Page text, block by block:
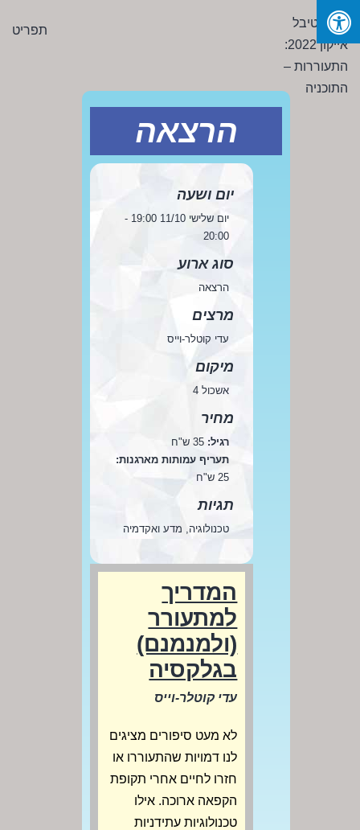
Skip
content
פסטיבל
אייקון
2022:
התעוררות
תפריט
הרצאה
יום ושעה
יום שלישי 11/10 19:00 -
20:00
סוג ארוע
הרצאה
מרצים
עדי קוטלר-וייס
מיקום
אשכול 4
מחיר
רגיל:
תעריף עמותות מארגנות:
25 ש"ח
תגיות
טכנולוגיה, מדע ואקדמיה
המדריך
למתעורר
(ולמנמנם)
בגלקסיה
עדי קוטלר-וייס
לא מעט סיפורים מציגים
לנו דמויות שהתעוררו או
חזרו לחיים אחרי תקופת
הקפאה ארוכה. אילו
טכנולוגיות עתידניות